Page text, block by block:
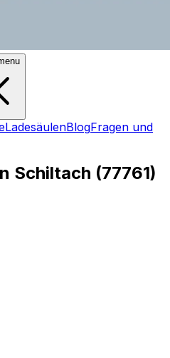
LadesäulenBlogFragen und
Schiltach (77761)